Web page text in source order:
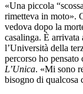
«Una piccola
rimetteva in moto».
vedova dopo la
casalinga. È arrivata
l’Università della
percorso ho pensato
L’Unica. «Mi sono
bisogno di qualcosa